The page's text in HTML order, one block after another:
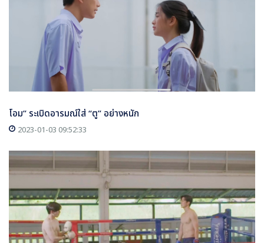
โอม” ระเบิดอารมณ์ใส่ “ตู” อย่างหนัก
2023-01-03 09:52:33